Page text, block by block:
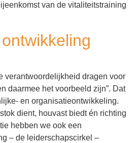
van de vitaliteitstraining
verantwoordelijkheid dragen voor
daarmee het voorbeeld zijn”. Dat
en organisatieontwikkeling.
dient, houvast biedt én richting
hebben we ook een
– de leiderschapscirkel –